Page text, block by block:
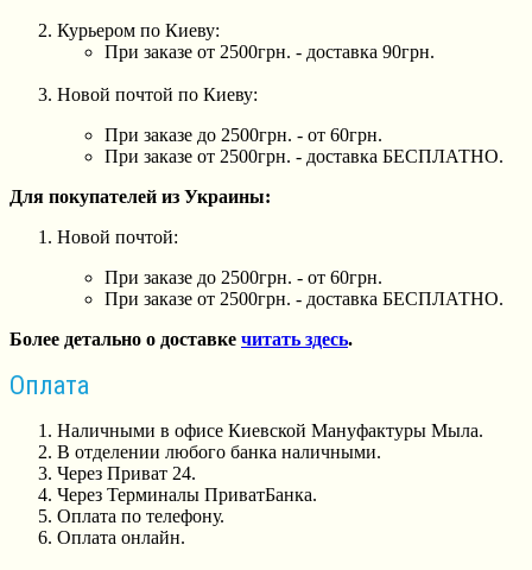
Курьером по Киеву:
При заказе от 2500грн. - доставка 90грн.
Новой почтой по Киеву:
При заказе до 2500грн. - от 60грн.
При заказе от 2500грн. - доставка БЕСПЛАТНО.
Для покупателей из Украины:
Новой почтой:
При заказе до 2500грн. - от 60грн.
При заказе от 2500грн. - доставка БЕСПЛАТНО.
Более детально о доставке читать здесь.
Оплата
Наличными в офисе Киевской Мануфактуры Мыла.
В отделении любого банка наличными.
Через Приват 24.
Через Терминалы ПриватБанка.
Оплата по телефону.
Оплата онлайн.